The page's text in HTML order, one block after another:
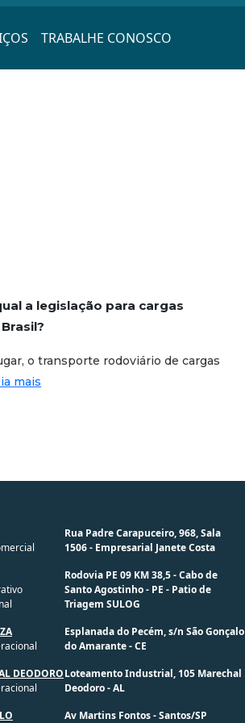
TRABALHE CONOSCO
a legislação para cargas
o transporte rodoviário de cargas
mais
Rua Padre Carapuceiro, 968, Sala
1506 - Empresarial Janete Costa
Rodovia PE 09 KM 38,5 - Cabo de
Santo Agostinho - PE - Patio de
Triagem SULOG
Esplanada do Pecém, s/n São Gonçalo
do Amarante - CE
DEODOROLoteamento Industrial, 105 Marechal
Deodoro - AL
Av Martins Fontos - Santos/SP